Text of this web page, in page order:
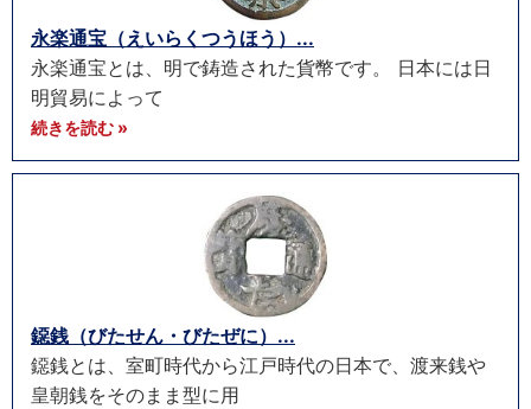
永楽通宝（えいらくつうほう）...
永楽通宝とは、明で鋳造された貨幣です。 日本には日
明貿易によって
続きを読む »
鐚銭（びたせん・びたぜに）...
鐚銭とは、室町時代から江戸時代の日本で、渡来銭や
皇朝銭をそのまま型に用